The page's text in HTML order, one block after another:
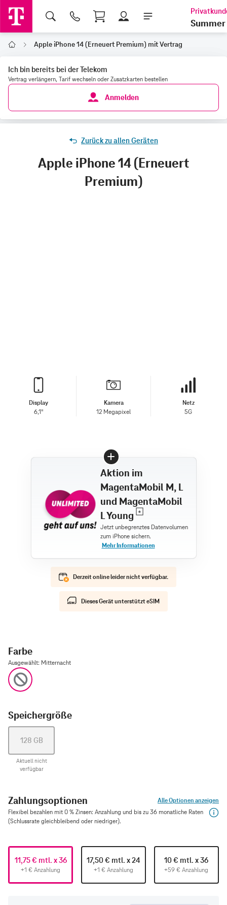
Shopping Cart
Summer
Home Apple iPhone 14 (Erneuert Premium) mit Vertrag
Ich bin bereits bei der Telekom
Vertrag verlängern, Tarif wechseln oder Zusatzkarten bestellen
Anmelden
Zurück zu allen Geräten
Apple iPhone 14 (Erneuert
Premium)
Display
6,1"
Kamera
12 Megapixel
Netz
5G
Aktion im
MagentaMobil M, L
und MagentaMobil
L Young
Derzeit online leider nicht verfügbar.
Dieses Gerät unterstützt eSIM
Farbe
Ausgewählt: Mitternacht
Speichergröße
128 GB
Aktuell nicht
verfügbar
Zahlungsoptionen
Alle Optionen anzeigen
Flexibel bezahlen mit 0 % Zinsen: Anzahlung und bis zu 36 monatliche Raten
(Schlussrate gleichbleibend oder niedriger).
11,75 € mtl. x 36
+1 € Anzahlung
17,50 € mtl. x 24
+1 € Anzahlung
10 € mtl. x 36
+59 € Anzahlung